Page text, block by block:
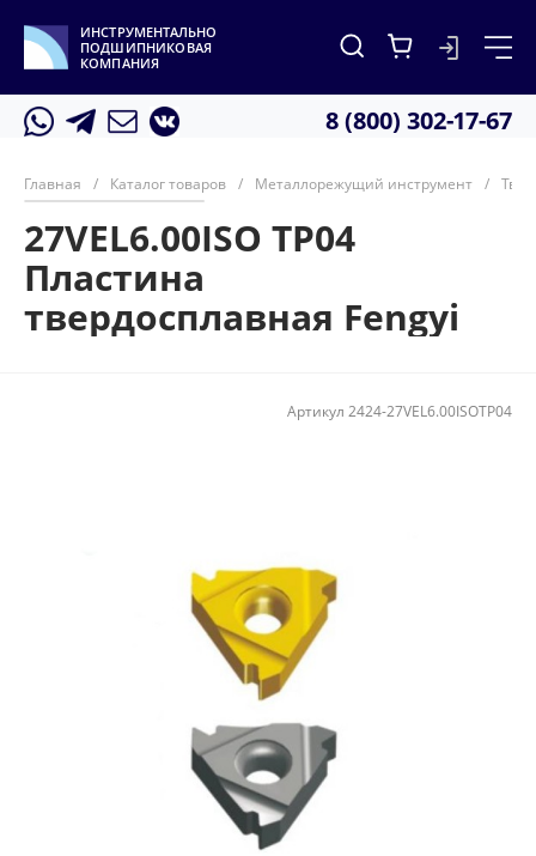
ИНСТРУМЕНТАЛЬНО
ПОДШИПНИКОВАЯ
КОМПАНИЯ
8 (800) 302-17-67
Главная / Каталог товаров / Металлорежущий инструмент /
27VEL6.00ISO TP04
Пластина
твердосплавная Fengyi
Артикул 2424-27VEL6.00ISOTP04